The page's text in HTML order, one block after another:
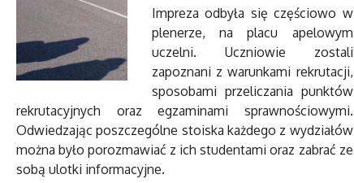
Impreza odbyła się częściowo w
plenerze, na placu apelowym
uczelni. Uczniowie zostali
zapoznani z warunkami rekrutacji,
sposobami przeliczania punktów
rekrutacyjnych oraz egzaminami sprawnościowymi.
Odwiedzając poszczególne stoiska każdego z wydziałów
można było porozmawiać z ich studentami oraz zabrać ze
sobą ulotki informacyjne.